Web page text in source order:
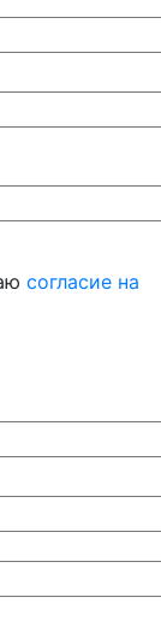
согласие на